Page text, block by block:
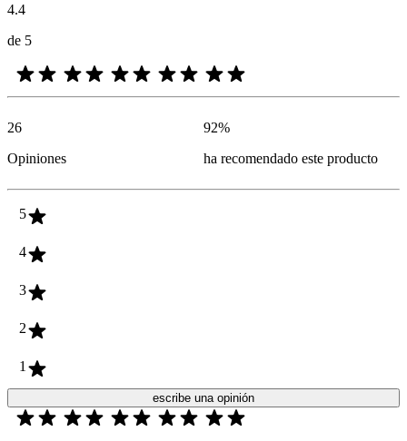
4.4
de 5
26
Opiniones
92%
ha recomendado este producto
5
4
3
2
1
escribe una opinión